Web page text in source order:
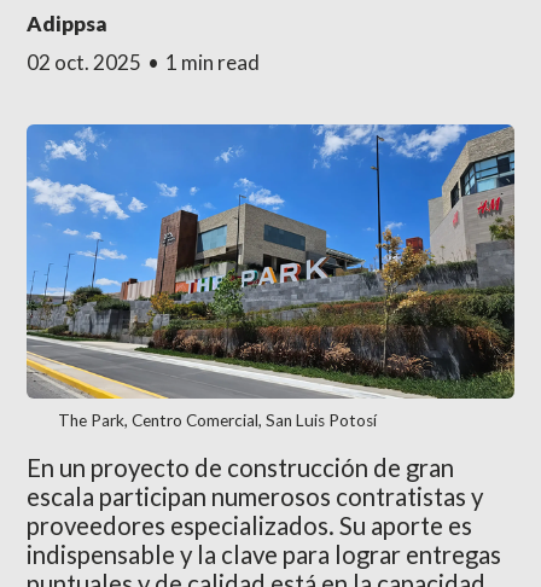
ENGLISH VERSION
Adippsa
02 oct. 2025 • 1 min read
The Park, Centro Comercial, San Luis Potosí
En un proyecto de construcción de gran
escala participan numerosos contratistas y
proveedores especializados. Su aporte es
indispensable y la clave para lograr entregas